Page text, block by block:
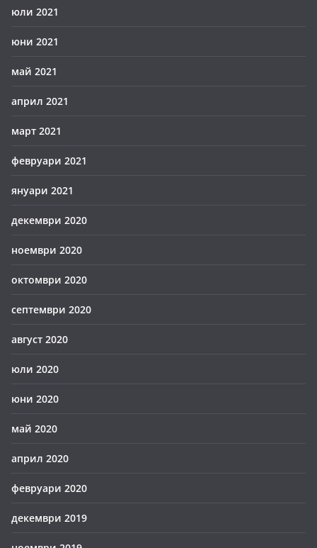
юли 2021
юни 2021
май 2021
април 2021
март 2021
февруари 2021
януари 2021
декември 2020
ноември 2020
октомври 2020
септември 2020
август 2020
юли 2020
юни 2020
май 2020
април 2020
февруари 2020
декември 2019